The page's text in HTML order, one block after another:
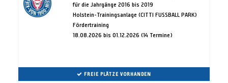
für die Jahrgänge 2016 bis 2019
Holstein-Trainingsanlage (CITTI FUSSBALL PARK)
Fördertraining
18.08.2026 bis 01.12.2026 (14 Termine)
FREIE PLÄTZE VORHANDEN